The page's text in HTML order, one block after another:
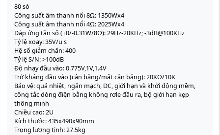
80 sò
Công suất âm thanh nổi 8Ω: 1350Wx4
Công suất âm thanh nổi 4Ω: 2025Wx4
Đáp ứng tần số (+0/-0.31W/8Ω): 29Hz-20KHz; -3dB@100KHz
Tỷ lệ xoay: 35V/u s
Hệ số giảm chấn: 400
Tỷ lệ S/N: >100dB
Độ nhạy đầu vào: 0.775V,1V,1.4V
Trở kháng đầu vào (cân bằng/mất cân bằng): 20KΩ/10K
Bảo vệ: quá nhiệt, ngắn mạch, DC, giới hạn và khởi động mềm,
công tắc dòng điện bằng không rơle đầu ra, bộ giới hạn kẹp
thông minh
Chiều cao: 2U
Kích thước: 435x490x90mm
Trọng lượng tịnh: 27.5kg